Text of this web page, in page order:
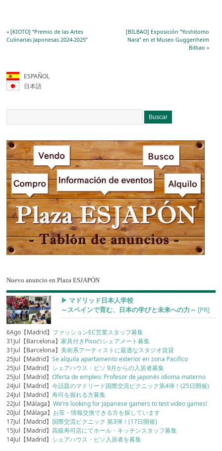
«[KIOTO] “Premio de las Artes
Culinarias Japonesas 2024-2025”
[BILBAO] Exposición “Yoshitomo
Nara” en el Museo Guggenheim
Bilbao »
ESPAÑOL
日本語
Nuevo anuncio en Plaza ESJAPÓN
▶︎ マドリッド日本人学校
～スペインで育む、日本の学びと未来への力～ [PR]
6Ago【Madrid】 ファッションEC営業スタッフ募集
31Jul【Barcelona】家具付きPisoのシェアメート募集
31Jul【Barcelona】美術系アーティストに最適なスタジオ賃貸
25Jul【Madrid】Se alquila apartamento exterior en zona Pacifico
25Jul【Madrid】 シェアハウス・ピソ 9月からの入居者募集
25Jul【Madrid】Oferta de empleo: Profesor de japonés idioma materno
24Jul【Madrid】今話題のマドリード国際交流ピクニック第4弾！(25日開催)
24Jul【Madrid】寿司を握れる方募集
22Jul【Málaga】We’re looking for Japanese gamers to test video games!
20Jul【Málaga】 お茶・情報交換できる方を探しています
17Jul【Madrid】 国際交流ピクニック 第3弾！(17日開催)
15Jul【Madrid】高級寿司店にてホール・キッチンスタッフ募集
14Jul【Madrid】 シェアハウス・ピソ入居者を募集